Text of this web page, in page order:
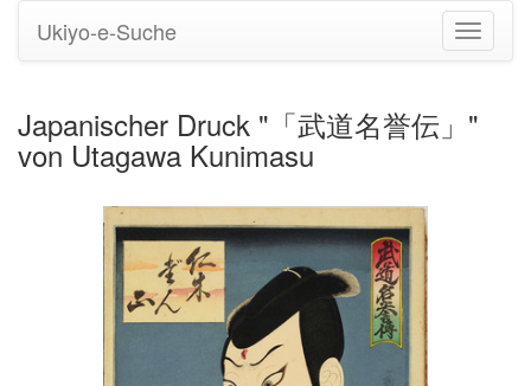
Ukiyo-e-Suche
Japanischer Druck "「武道名誉伝」"
von Utagawa Kunimasu